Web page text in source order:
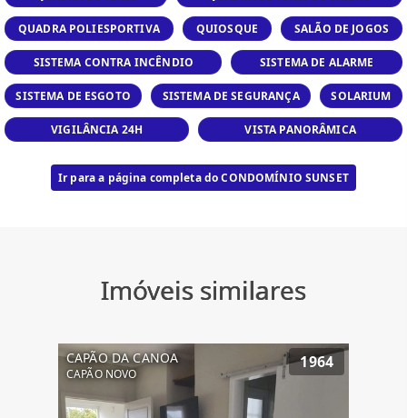
QUADRA POLIESPORTIVA QUIOSQUE SALÃO DE JOGOS
SISTEMA CONTRA INCÊNDIO SISTEMA DE ALARME
SISTEMA DE ESGOTO SISTEMA DE SEGURANÇA SOLARIUM
VIGILÂNCIA 24H VISTA PANORÂMICA
Ir para a página completa do CONDOMÍNIO SUNSET
Imóveis similares
CAPÃO DA CANOA
CAPÃO NOVO
1964